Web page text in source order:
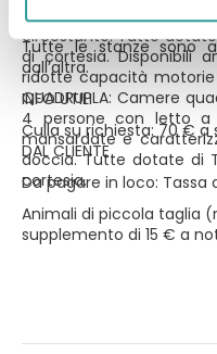
con doccia e ampie
circostante. Tutte
di cortesia. Disponibili
ridotte capacità motorie
QUADRUPLA: Camere
4 persone con letto a
mansardate e
doccia. Tutte dotate di
cortesia.
Tutte le stanze sono
dall’altra.
INFO UTILI
Culla su richiesta: 70 € a
DAL CLIENTE
Da pagare in loco: Tassa
Animali di piccola taglia
supplemento di 15 € a